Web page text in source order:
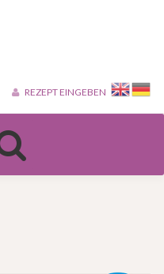
REZEPT EINGEBEN